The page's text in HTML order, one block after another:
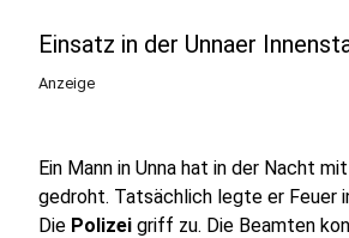
Einsatz in der Unnaer
Anzeige
Ein Mann in Unna hat in der Nacht mit
gedroht. Tatsächlich legte er Feuer
Die Polizei griff zu. Die Beamten